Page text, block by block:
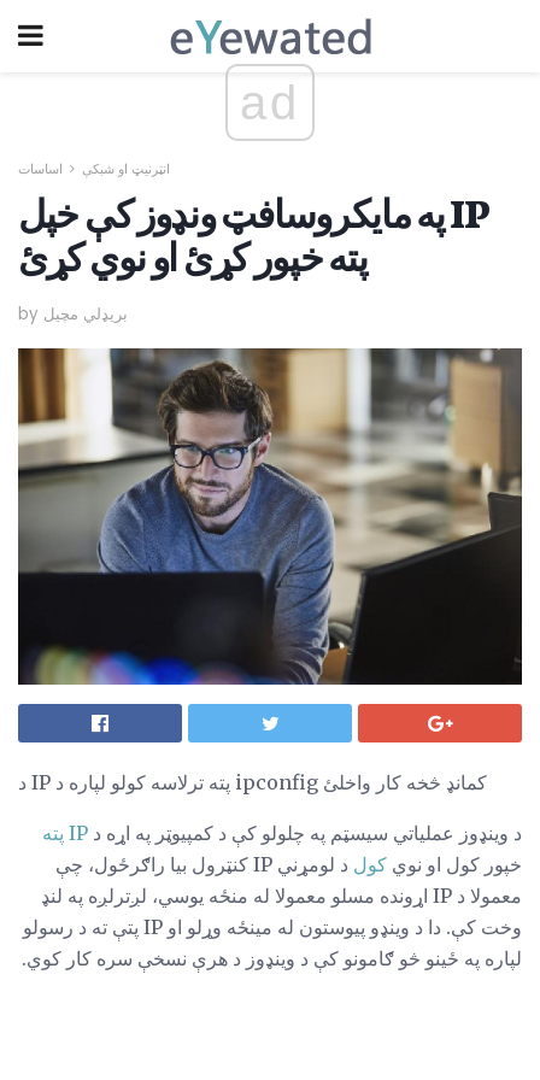
ad
انټرنیټ او شبکې اساسات
په مایکروسافټ ونډوز کې خپل IP
پته خپور کړئ او نوي کړئ
by بریډلي مچیل
د IP پته ترلاسه کولو لپاره د ipconfig کمانډ څخه کار واخلئ
د وینډوز عملیاتي سیسټم په چلولو کې د کمپیوټر په اړه د IP پته
خپور کول او نوي کول
د لومړني IP کنټرول بیا راګرځول، چې
معمولا د IP اړونده مسلو معمولا له منځه یوسي، لږترلږه په لنډ
وخت کې. دا د وینډو پیوستون له مینځه وړلو او IP پتې ته د رسولو
لپاره په ځینو څو ګامونو کې د وینډوز د هرې نسخې سره کار کوي.